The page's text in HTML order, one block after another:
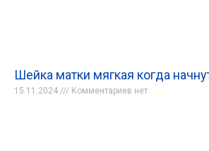
Шейка матки мягкая когда
15.11.2024 Комментариев нет